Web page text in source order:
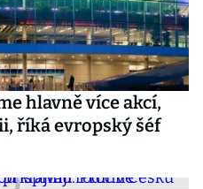
hlavně více akcí,
říká evropský šéf